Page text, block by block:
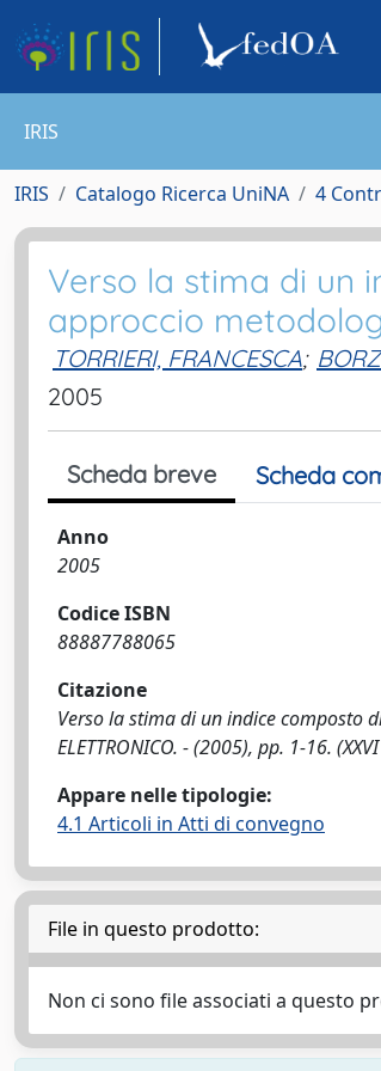
IRIS
IRIS Catalogo Ricerca UniNA 4
Verso la stima di un
approccio
TORRIERI, FRANCESCA;
2005
Scheda breve Scheda
Anno
2005
Codice ISBN
88887788065
Citazione
Verso la stima di un indice composto
ELETTRONICO. - (2005), pp. 1-16.
Appare nelle tipologie:
4.1 Articoli in Atti di convegno
File in questo prodotto:
Non ci sono file associati a questo